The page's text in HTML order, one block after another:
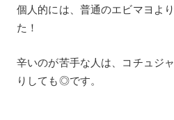
個人的には、普通のエビマヨよ
た！
辛いのが苦手な人は、コチュジ
りしても◎です。